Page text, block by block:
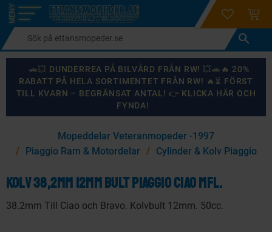
Meny
login
🚗💥 DUNDERREA PÅ BILVÅRD FRÅN RW! 💥🚗🔥 20%
RABATT PÅ HELA SORTIMENTET FRÅN RW! 🔥⏳ FÖRST
TILL KVARN – BEGRÄNSAT ANTAL! 👉 KLICKA HÄR OCH
FYNDA!
KANSKE NÅGON AV DESSA PRODUKTER KAN INTRESSERA
Mopeddelar Veteranmopeder -1997
Piaggio Ram & Motordelar
Cylinder & Kolv Piaggio
Kolv 38,2mm 12mm bult Piaggio Ciao mfl.
38.2mm Till Ciao och Bravo. Kolvbult 12mm. 50cc.